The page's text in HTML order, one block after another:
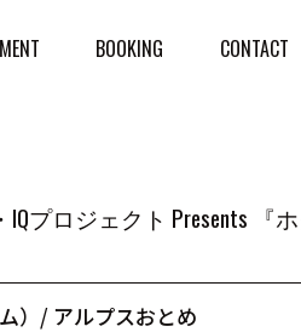
BOOKING CONTACT
プロジェクト Presents 『
）/ アルプスおとめ